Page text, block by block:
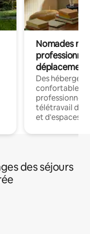
Nomades
déplacement
Des
confortables
professionnels
télétravail
et d'espaces
des séjours